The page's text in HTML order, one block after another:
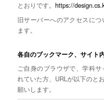
とおりです。 https://
旧サーバーへのアクセスに
ます。
各自のブックマーク、サイト
ご自身のブラウザで、学科
れていた方、URLが以下のと
願いします。